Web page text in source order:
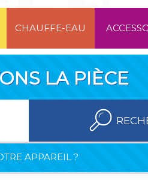
CHAUFFE-EAU
LA PIÈCE
APPAREIL ?